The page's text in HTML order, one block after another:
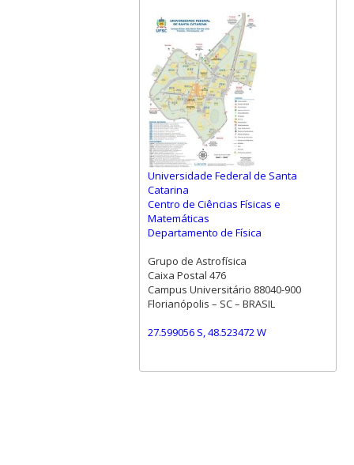
Universidade Federal de Santa
Catarina
Centro de Ciências Físicas e
Matemáticas
Departamento de Física
Grupo de Astrofísica
Caixa Postal 476
Campus Universitário 88040-900
Florianópolis – SC – BRASIL
27.599056 S, 48.523472 W